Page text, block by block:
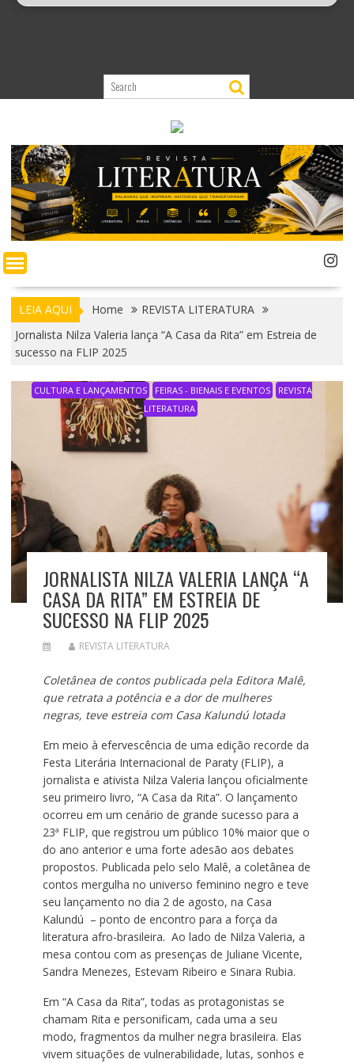
LEIA AQUI Home
REVISTA LITERATURA
Jornalista Nilza Valeria lança “A Casa da Rita” em Estreia de
sucesso na FLIP 2025
CULTURA E LANÇAMENTOS FEIRAS - BIENAIS E EVENTOS
REVISTA
LITERATURA
JORNALISTA NILZA VALERIA LANÇA “A
CASA DA RITA” EM ESTREIA DE
SUCESSO NA FLIP 2025
REVISTA LITERATURA
Coletânea de contos publicada pela Editora Malê,
que retrata a potência e a dor de mulheres
negras, teve estreia com Casa Kalundú lotada
Em meio à efervescência de uma edição recorde da
Festa Literária Internacional de Paraty (FLIP), a
jornalista e ativista Nilza Valeria lançou oficialmente
seu primeiro livro, “A Casa da Rita”. O lançamento
ocorreu em um cenário de grande sucesso para a
23ª FLIP, que registrou um público 10% maior que o
do ano anterior e uma forte adesão aos debates
propostos. Publicada pelo selo Malê, a coletânea de
contos mergulha no universo feminino negro e teve
seu lançamento no dia 2 de agosto, na Casa
Kalundú – ponto de encontro para a força da
literatura afro-brasileira. Ao lado de Nilza Valeria, a
mesa contou com as presenças de Juliane Vicente,
Sandra Menezes, Estevam Ribeiro e Sinara Rubia.
Em “A Casa da Rita”, todas as protagonistas se
chamam Rita e personificam, cada uma a seu
modo, fragmentos da mulher negra brasileira. Elas
vivem situações de vulnerabilidade, lutas, sonhos e